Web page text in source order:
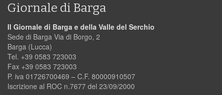
Giornale di Barga
Il Giornale di Barga e della Valle del Serchio
Sede di Barga Via di Borgo, 2
Barga (Lucca)
Tel. +39 0583 723003
Fax +39 0583 723003
P. iva 01726700469 – C.F. 80000910507
Iscrizione al ROC n.7677 del 23/09/2000